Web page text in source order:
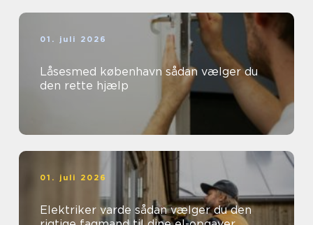
01. juli 2026
Låsesmed københavn sådan vælger du
den rette hjælp
01. juli 2026
Elektriker varde sådan vælger du den